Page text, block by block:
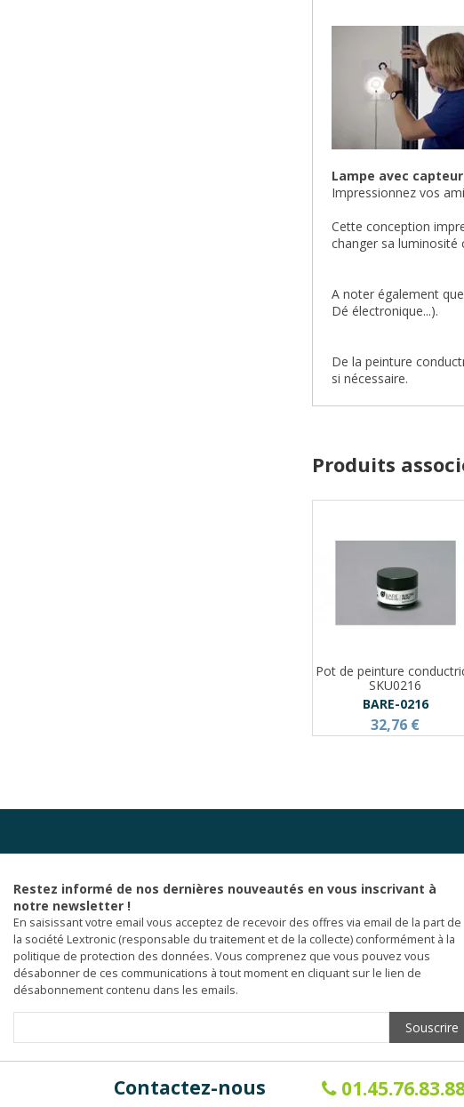
Lampe avec
Impressionnez vos
Cette conception
changer sa luminosité
A noter également
Dé électronique...).
De la peinture
si nécessaire.
Produits
Pot de peinture
SKU0216
BARE-0216
32,76 €
Restez informé de nos dernières nouveautés en vous inscrivant à
notre newsletter !
En saisissant votre email vous acceptez de recevoir des offres via email de la part de
la société Lextronic (responsable du traitement et de la collecte) conformément à la
politique de protection des données. Vous comprenez que vous pouvez vous
désabonner de ces communications à tout moment en cliquant sur le lien de
désabonnement contenu dans les emails.
Contactez-nous